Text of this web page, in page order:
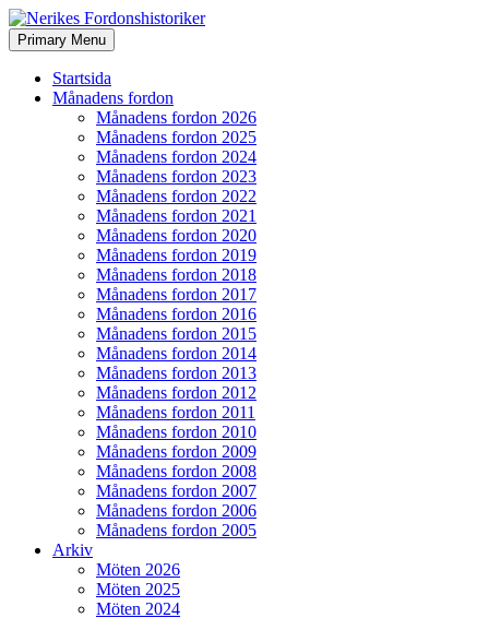
Nerikes Fordonshistoriker
Search
Primary Menu Skip
to
Startsida
Månadens fordon
Månadens fordon 2026
Månadens fordon 2025
Månadens fordon 2024
Månadens fordon 2023
Månadens fordon 2022
Månadens fordon 2021
Månadens fordon 2020
Månadens fordon 2019
Månadens fordon 2018
Månadens fordon 2017
Månadens fordon 2016
Månadens fordon 2015
Månadens fordon 2014
Månadens fordon 2013
Månadens fordon 2012
Månadens fordon 2011
Månadens fordon 2010
Månadens fordon 2009
Månadens fordon 2008
Månadens fordon 2007
Månadens fordon 2006
Månadens fordon 2005
Arkiv
Möten 2026
Möten 2025
Möten 2024